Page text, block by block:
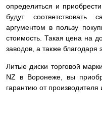
определиться и
будут
аргументом в пользу
стоимость. Такая цена на
заводов, а также благодаря
Литые диски торговой
NZ в Воронеже, вы
гарантию от